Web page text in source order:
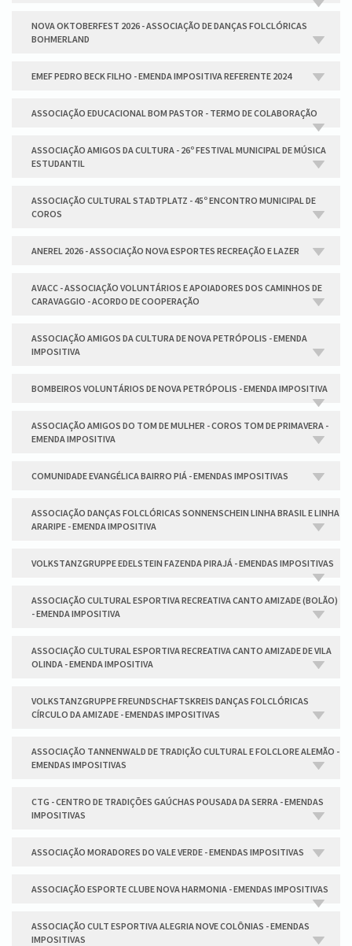
NOVA OKTOBERFEST 2026 - ASSOCIAÇÃO DE DANÇAS FOLCLÓRICAS
BOHMERLAND
EMEF PEDRO BECK FILHO - EMENDA IMPOSITIVA REFERENTE 2024
ASSOCIAÇÃO EDUCACIONAL BOM PASTOR - TERMO DE COLABORAÇÃO
ASSOCIAÇÃO AMIGOS DA CULTURA - 26º FESTIVAL MUNICIPAL DE MÚSICA
ESTUDANTIL
ASSOCIAÇÃO CULTURAL STADTPLATZ - 45º ENCONTRO MUNICIPAL DE
COROS
ANEREL 2026 - ASSOCIAÇÃO NOVA ESPORTES RECREAÇÃO E LAZER
AVACC - ASSOCIAÇÃO VOLUNTÁRIOS E APOIADORES DOS CAMINHOS DE
CARAVAGGIO - ACORDO DE COOPERAÇÃO
ASSOCIAÇÃO AMIGOS DA CULTURA DE NOVA PETRÓPOLIS - EMENDA
IMPOSITIVA
BOMBEIROS VOLUNTÁRIOS DE NOVA PETRÓPOLIS - EMENDA IMPOSITIVA
ASSOCIAÇÃO AMIGOS DO TOM DE MULHER - COROS TOM DE PRIMAVERA -
EMENDA IMPOSITIVA
COMUNIDADE EVANGÉLICA BAIRRO PIÁ - EMENDAS IMPOSITIVAS
ASSOCIAÇÃO DANÇAS FOLCLÓRICAS SONNENSCHEIN LINHA BRASIL E LINHA
ARARIPE - EMENDA IMPOSITIVA
VOLKSTANZGRUPPE EDELSTEIN FAZENDA PIRAJÁ - EMENDAS IMPOSITIVAS
ASSOCIAÇÃO CULTURAL ESPORTIVA RECREATIVA CANTO AMIZADE (BOLÃO)
- EMENDA IMPOSITIVA
ASSOCIAÇÃO CULTURAL ESPORTIVA RECREATIVA CANTO AMIZADE DE VILA
OLINDA - EMENDA IMPOSITIVA
VOLKSTANZGRUPPE FREUNDSCHAFTSKREIS DANÇAS FOLCLÓRICAS
CÍRCULO DA AMIZADE - EMENDAS IMPOSITIVAS
ASSOCIAÇÃO TANNENWALD DE TRADIÇÃO CULTURAL E FOLCLORE ALEMÃO -
EMENDAS IMPOSITIVAS
CTG - CENTRO DE TRADIÇÕES GAÚCHAS POUSADA DA SERRA - EMENDAS
IMPOSITIVAS
ASSOCIAÇÃO MORADORES DO VALE VERDE - EMENDAS IMPOSITIVAS
ASSOCIAÇÃO ESPORTE CLUBE NOVA HARMONIA - EMENDAS IMPOSITIVAS
ASSOCIAÇÃO CULT ESPORTIVA ALEGRIA NOVE COLÔNIAS - EMENDAS
IMPOSITIVAS